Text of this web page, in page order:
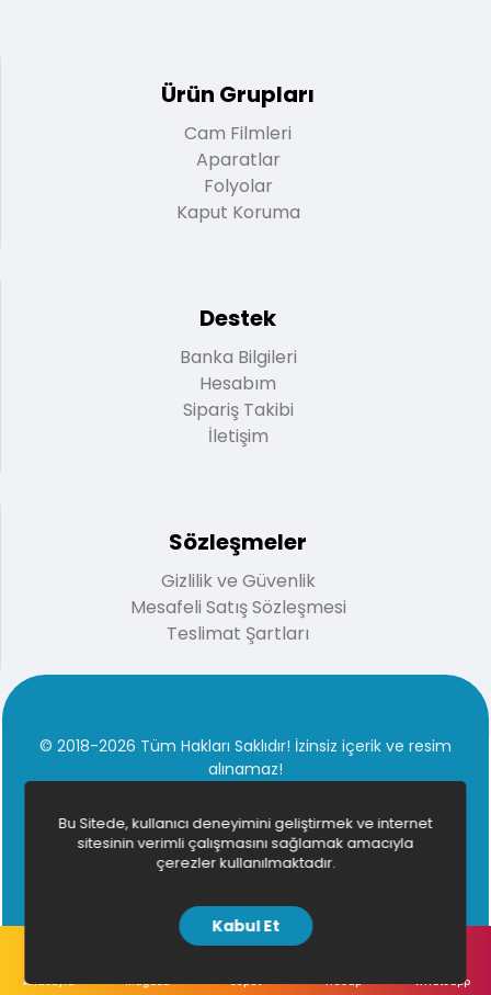
Ürün Grupları
Cam Filmleri
Aparatlar
Folyolar
Kaput Koruma
Destek
Banka Bilgileri
Hesabım
Sipariş Takibi
İletişim
Sözleşmeler
Gizlilik ve Güvenlik
Mesafeli Satış Sözleşmesi
Teslimat Şartları
© 2018-2026 Tüm Hakları Saklıdır! İzinsiz içerik ve resim
alınamaz!
AnaSayfa Mağaza Sepet Hesap Whatsapp
Bu Sitede, kullanıcı deneyimini geliştirmek ve internet
sitesinin verimli çalışmasını sağlamak amacıyla
çerezler kullanılmaktadır.
Kabul Et